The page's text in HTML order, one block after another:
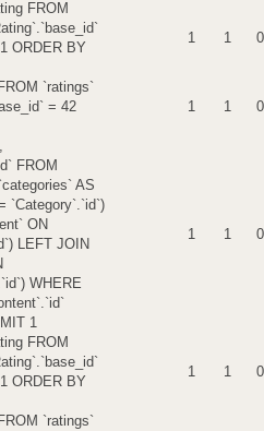
FROM
ORDER BY
1 1 0
`ratings`
= 42
1 1 0
FROM
AS
`Category`.`id`)
ON
LEFT JOIN
WHERE
1
1 1 0
FROM
ORDER BY
1 1 0
`ratings`